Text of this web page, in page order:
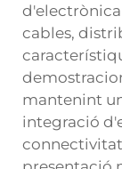
cables,
mantenint
integració